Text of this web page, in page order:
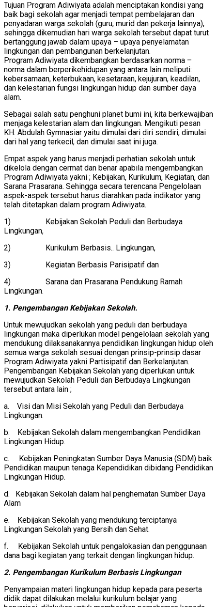
Tujuan Program Adiwiyata adalah menciptakan kondisi yang
baik bagi sekolah agar menjadi tempat pembelajaran dan
penyadaran warga sekolah (guru, murid dan pekerja lainnya),
sehingga dikemudian hari warga sekolah tersebut dapat turut
bertanggung jawab dalam upaya – upaya penyelamatan
lingkungan dan pembangunan berkelanjutan.
Program Adiwiyata dikembangkan berdasarkan norma –
norma dalam berperikehidupan yang antara lain meliputi:
kebersamaan, keterbukaan, kesetaraan, kejujuran, keadilan,
dan kelestarian fungsi lingkungan hidup dan sumber daya
alam.
Sebagai salah satu penghuni planet bumi ini, kita berkewajiban
menjaga kelestarian alam dan lingkungan. Mengikuti pesan
KH. Abdulah Gymnasiar yaitu dimulai dari diri sendiri, dimulai
dari hal yang terkecil, dan dimulai saat ini juga.
Empat aspek yang harus menjadi perhatian sekolah untuk
dikelola dengan cermat dan benar apabila mengembangkan
Program Adiwiyata yakni ; Kebijakan, Kurikulum, Kegiatan, dan
Sarana Prasarana. Sehingga secara terencana Pengelolaan
aspek-aspek tersebut harus diarahkan pada indikator yang
telah ditetapkan dalam program Adiwiyata.
1) Kebijakan Sekolah Peduli dan Berbudaya
Lingkungan,
2) Kurikulum Berbasis.. Lingkungan,
3) Kegiatan Berbasis Parisipatif dan
4) Sarana dan Prasarana Pendukung Ramah
Lingkungan.
1. Pengembangan Kebijakan Sekolah.
Untuk mewujudkan sekolah yang peduli dan berbudaya
lingkungan maka diperlukan model pengelolaan sekolah yang
mendukung dilaksanakannya pendidikan lingkungan hidup oleh
semua warga sekolah sesuai dengan prinsip-prinsip dasar
Program Adiwiyata yakni Partisipatif dan Berkelanjutan.
Pengembangan Kebijakan Sekolah yang diperlukan untuk
mewujudkan Sekolah Peduli dan Berbudaya Lingkungan
tersebut antara lain ;
a. Visi dan Misi Sekolah yang Peduli dan Berbudaya
Lingkungan.
b. Kebijakan Sekolah dalam mengembangkan Pendidikan
Lingkungan Hidup.
c. Kebijakan Peningkatan Sumber Daya Manusia (SDM) baik
Pendidikan maupun tenaga Kependidikan dibidang Pendidikan
Lingkungan Hidup.
d. Kebijakan Sekolah dalam hal penghematan Sumber Daya
Alam
e. Kebijakan Sekolah yang mendukung terciptanya
Lingkungan Sekolah yang Bersih dan Sehat.
f. Kebijakan Sekolah untuk pengalokasian dan penggunaan
dana bagi kegiatan yang terkait dengan lingkungan hidup.
2. Pengembangan Kurikulum Berbasis Lingkungan
Penyampaian materi lingkungan hidup kepada para peserta
didik dapat dilakukan melalui kurikulum belajar yang